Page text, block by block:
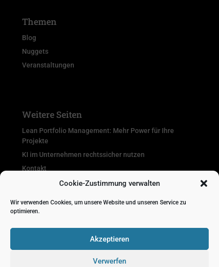
Cookie-Zustimmung verwalten
Wir verwenden Cookies, um unsere Website und unseren Service zu
optimieren.
Akzeptieren
Verwerfen
Themen
Blog
Nuggets
Veranstaltungen
Weitere Seiten
Lean Portfolio Management: Mehr Power für Ihre
Projekte
KI im Unternehmen rechtssicher nutzen
Kontakt
Termin vereinbaren